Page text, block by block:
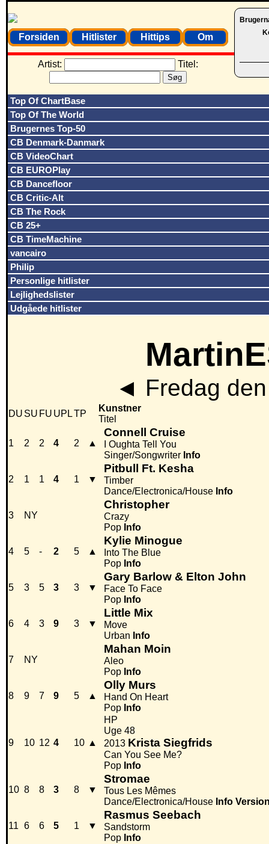
Forsiden Hitlister Hittips Om
Artist: Titel:
Top Of ChartBase
Top Of The World
Brugernes Top-50
CB Denmark-Danmark
CB VideoChart
CB EUROPlay
CB Dancefloor
CB Critic-Alt
CB The Rock
CB 25+
CB TimeMachine
vancairo
Philip
Personlige hitlister
Lejlighedslister
Udgåede hitlister
◄ Fredag
DU SU FU UPLTP
Kunstner
Titel
1 2 2 4 2 ▲
Connell Cruise
I Oughta Tell You
Singer/Songwriter Info
2 1 1 4 1 ▼
Pitbull Ft. Kesha
Timber
Dance/Electronica/House Info
3 NY
Christopher
Crazy
Pop Info
4 5 - 2 5 ▲
Kylie Minogue
Into The Blue
Pop Info
5 3 5 3 3 ▼
Gary Barlow & Elton John
Face To Face
Pop Info
6 4 3 9 3 ▼
Little Mix
Move
Urban Info
7 NY
Mahan Moin
Aleo
Pop Info
8 9 7 9 5 ▲
Olly Murs
Hand On Heart
Pop Info
9 10 12 4 10 ▲
HP
Uge 48
2013 Krista Siegfrids
Can You See Me?
Pop Info
10 8 8 3 8 ▼
Stromae
Tous Les Mêmes
Dance/Electronica/House Info
11 6 6 5 1 ▼
Rasmus Seebach
Sandstorm
Pop Info